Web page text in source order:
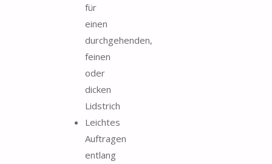
für
einen
durchgehenden,
feinen
oder
dicken
Lidstrich
Leichtes
Auftragen
entlang